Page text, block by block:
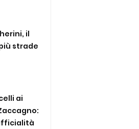
il
strade
ai